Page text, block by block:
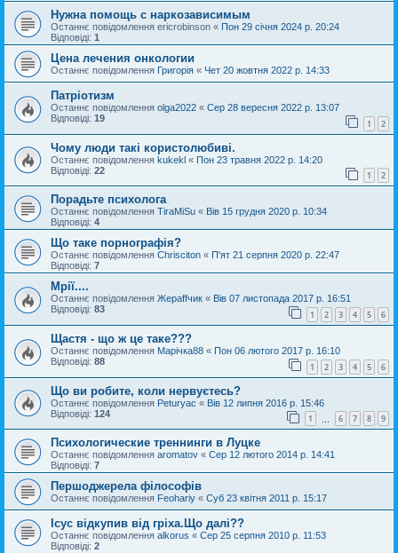
Нужна помощь с наркозависимым
Останнє повідомлення ericrobinson « Пон 29 січня 2024 р. 20:24
Відповіді: 1
Цена лечения онкологии
Останнє повідомлення Григорія « Чет 20 жовтня 2022 р. 14:33
Патріотизм
Останнє повідомлення olga2022 « Сер 28 вересня 2022 р. 13:07
Відповіді: 19 1 2
Чому люди такі користолюбиві.
Останнє повідомлення kukekl « Пон 23 травня 2022 р. 14:20
Відповіді: 22 1 2
Порадьте психолога
Останнє повідомлення TiraMiSu « Вів 15 грудня 2020 р. 10:34
Відповіді: 4
Що таке порнографія?
Останнє повідомлення Chrisciton « П'ят 21 серпня 2020 р. 22:47
Відповіді: 7
Мрії....
Останнє повідомлення Жераffчик « Вів 07 листопада 2017 р. 16:51
Відповіді: 83 1 2 3 4 5 6
Щастя - що ж це таке???
Останнє повідомлення Марічка88 « Пон 06 лютого 2017 р. 16:10
Відповіді: 88 1 2 3 4 5 6
Що ви робите, коли нервуєтесь?
Останнє повідомлення Peturyac « Вів 12 липня 2016 р. 15:46
Відповіді: 124 1 6 7 8 9
Психологические треннинги в Луцке
Останнє повідомлення aromatov « Сер 12 лютого 2014 р. 14:41
Відповіді: 7
Першоджерела філософів
Останнє повідомлення Feohariy « Суб 23 квітня 2011 р. 15:17
Ісус відкупив від гріха.Що далі??
Останнє повідомлення alkorus « Сер 25 серпня 2010 р. 11:53
Відповіді: 2